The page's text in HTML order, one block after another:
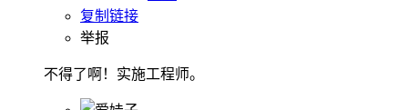
复制链接
举报
不得了啊！实施工程师。